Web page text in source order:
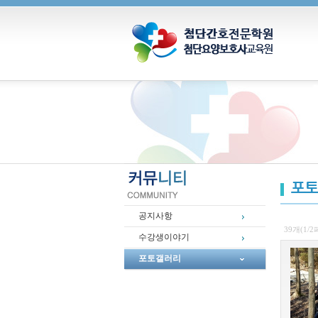
공지사항
수강생이야기
포토갤러리
포
39개(1/2